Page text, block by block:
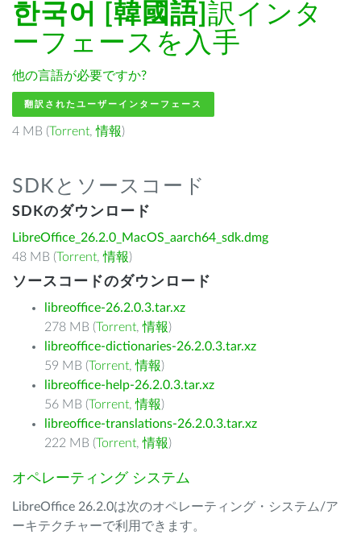
한국어 [韓國語] 訳インタ
ーフェースを入手
他の言語が必要ですか?
翻訳されたユーザーインターフェース
4 MB (Torrent,情報)
SDKとソースコード
SDKのダウンロード
LibreOffice_26.2.0_MacOS_aarch64_sdk.dmg
48 MB (Torrent,情報)
ソースコードのダウンロード
libreoffice-26.2.0.3.tar.xz
278 MB (Torrent,情報)
libreoffice-dictionaries-26.2.0.3.tar.xz
59 MB (Torrent,情報)
libreoffice-help-26.2.0.3.tar.xz
56 MB (Torrent,情報)
libreoffice-translations-26.2.0.3.tar.xz
222 MB (Torrent,情報)
オペレーティング システム
LibreOffice 26.2.0は次のオペレーティング・システム/ア
ーキテクチャーで利用できます。